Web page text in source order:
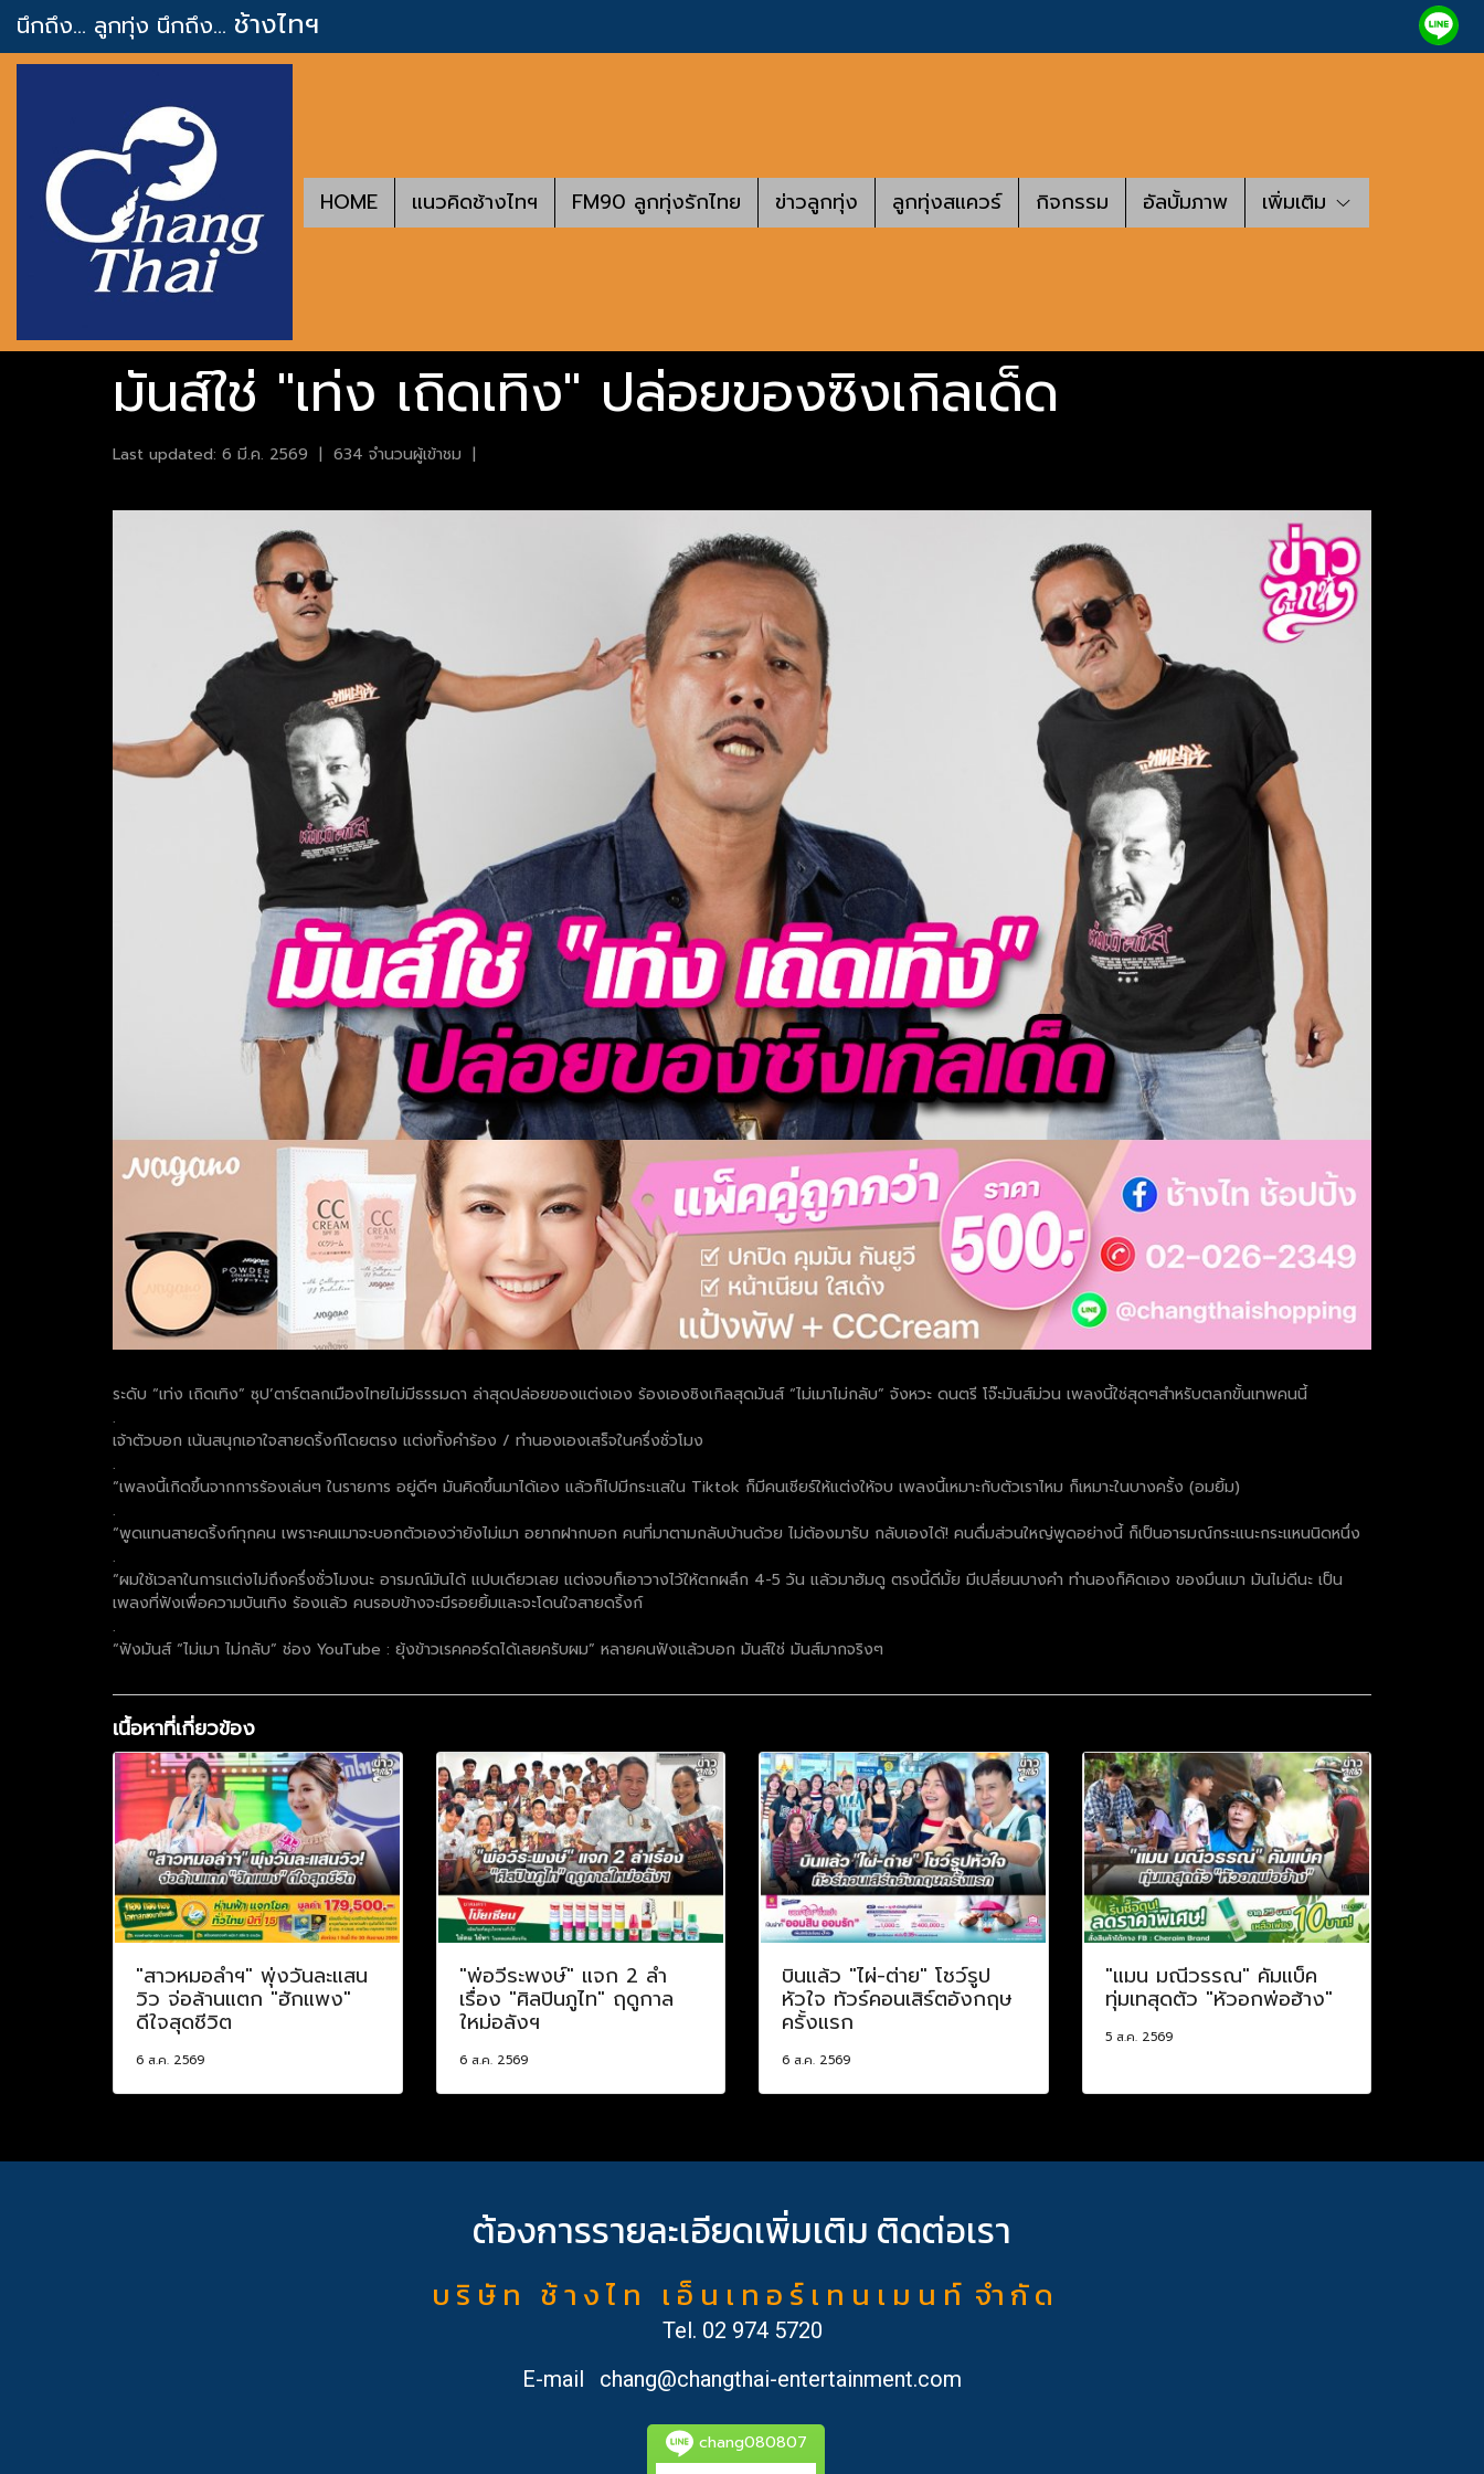
นึกถึง... ลูกทุ่ง นึกถึง... ช้างไทฯ
HOME แนวคิดช้างไทฯ FM90 ลูกทุ่งรักไทย ข่าวลูกทุ่ง ลูกทุ่งสแควร์ กิจกรรม อัลบั้มภาพ เพิ่มเติม
มันส์ใช่ "เท่ง เถิดเทิง" ปล่อยของซิงเกิลเด็ด
Last updated: 6 มี.ค. 2569 | 634 จำนวนผู้เข้าชม |
ระดับ “เท่ง เถิดเทิง” ซุป’ตาร์ตลกเมืองไทยไม่มีธรรมดา ล่าสุดปล่อยของแต่งเอง ร้องเองซิงเกิลสุดมันส์ “ไม่เมาไม่กลับ” จังหวะ ดนตรี โจ๊ะมันส์ม่วน เพลงนี้ใช่สุดๆสำหรับตลกขั้นเทพคนนี้
.
เจ้าตัวบอก เน้นสนุกเอาใจสายดริ้งก์โดยตรง แต่งทั้งคำร้อง / ทำนองเองเสร็จในครึ่งชั่วโมง
.
“เพลงนี้เกิดขึ้นจากการร้องเล่นๆ ในรายการ อยู่ดีๆ มันคิดขึ้นมาได้เอง แล้วก็ไปมีกระแสใน Tiktok ก็มีคนเชียร์ให้แต่งให้จบ เพลงนี้เหมาะกับตัวเราไหม ก็เหมาะในบางครั้ง (อมยิ้ม)
.
“พูดแทนสายดริ้งก์ทุกคน เพราะคนเมาจะบอกตัวเองว่ายังไม่เมา อยากฝากบอก คนที่มาตามกลับบ้านด้วย ไม่ต้องมารับ กลับเองได้! คนดื่มส่วนใหญ่พูดอย่างนี้ ก็เป็นอารมณ์กระแนะกระแหนนิดหนึ่ง
.
“ผมใช้เวลาในการแต่งไม่ถึงครึ่งชั่วโมงนะ อารมณ์มันได้ แปบเดียวเลย แต่งจบก็เอาวางไว้ให้ตกผลึก 4-5 วัน แล้วมาฮัมดู ตรงนี้ดีมั้ย มีเปลี่ยนบางคำ ทำนองก็คิดเอง ของมึนเมา มันไม่ดีนะ เป็น
เพลงที่ฟังเพื่อความบันเทิง ร้องแล้ว คนรอบข้างจะมีรอยยิ้มและจะโดนใจสายดริ้งก์
.
“ฟังมันส์ “ไม่เมา ไม่กลับ” ช่อง YouTube : ยุ้งข้าวเรคคอร์ดได้เลยครับผม” หลายคนฟังแล้วบอก มันส์ใช่ มันส์มากจริงๆ
เนื้อหาที่เกี่ยวข้อง
"สาวหมอลำฯ" พุ่งวันละแสน
วิว จ่อล้านแตก "ฮักแพง"
ดีใจสุดชีวิต
6 ส.ค. 2569
"พ่อวีระพงษ์" แจก 2 ลำ
เรื่อง "ศิลปินภูไท" ฤดูกาล
ใหม่อลังฯ
6 ส.ค. 2569
บินแล้ว "ไผ่-ต่าย" โชว์รูป
หัวใจ ทัวร์คอนเสิร์ตอังกฤษ
ครั้งแรก
6 ส.ค. 2569
"แมน มณีวรรณ" คัมแบ็ค
ทุ่มเทสุดตัว "หัวอกพ่อฮ้าง"
5 ส.ค. 2569
ต้องการรายละเอียดเพิ่มเติม ติดต่อเรา
บ ริ ษั ท ช้ า ง ไ ท เ อ็ น เ ท อ ร์ เ ท น เ ม น ท์ จำ กั ด
Tel. 02 974 5720
E-mail
chang@changthai-entertainment.com
chang080807